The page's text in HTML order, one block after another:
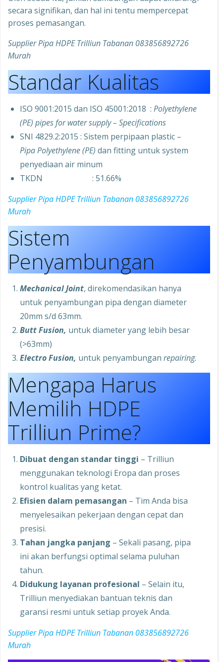
secara signifikan, dan hal ini tentu mempercepat
proses pemasangan.
Supplier Pipa HDPE Trilliun Tabanan 083856892726
Murah
Standar Kualitas
ISO 9001:2015 dan ISO 45001:2018 : Polyethylene
(PE) pipes for water supply – Specifications
SNI 4829.2:2015 : Sistem perpipaan plastic –
Pipa Polyethylene (PE) dan fitting untuk system
penyediaan air minum
TKDN : 51.66%
Supplier Pipa HDPE Trilliun Tabanan 083856892726
Murah
Sistem
Penyambungan
Mechanical Joint, direkomendasikan hanya
untuk penyambungan pipa dengan diameter
20mm s/d 63mm.
Butt Fusion, untuk diameter yang lebih besar
(>63mm)
Electro Fusion, untuk penyambungan repairing.
Mengapa Harus
Memilih HDPE
Trilliun Prime?
Dibuat dengan standar tinggi – Trilliun
menggunakan teknologi Eropa dan proses
kontrol kualitas yang ketat.
Efisien dalam pemasangan – Tim Anda bisa
menyelesaikan pekerjaan dengan cepat dan
presisi.
Tahan jangka panjang – Sekali pasang, pipa
ini akan berfungsi optimal selama puluhan
tahun.
Didukung layanan profesional – Selain itu,
Trilliun menyediakan bantuan teknis dan
garansi resmi untuk setiap proyek Anda.
Supplier Pipa HDPE Trilliun Tabanan 083856892726
Murah